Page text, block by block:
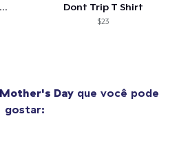
Love Thy Neighbor - Our Classic Design Dont Trip T Shirt
$23
Mother's Dayque você pode
gostar: